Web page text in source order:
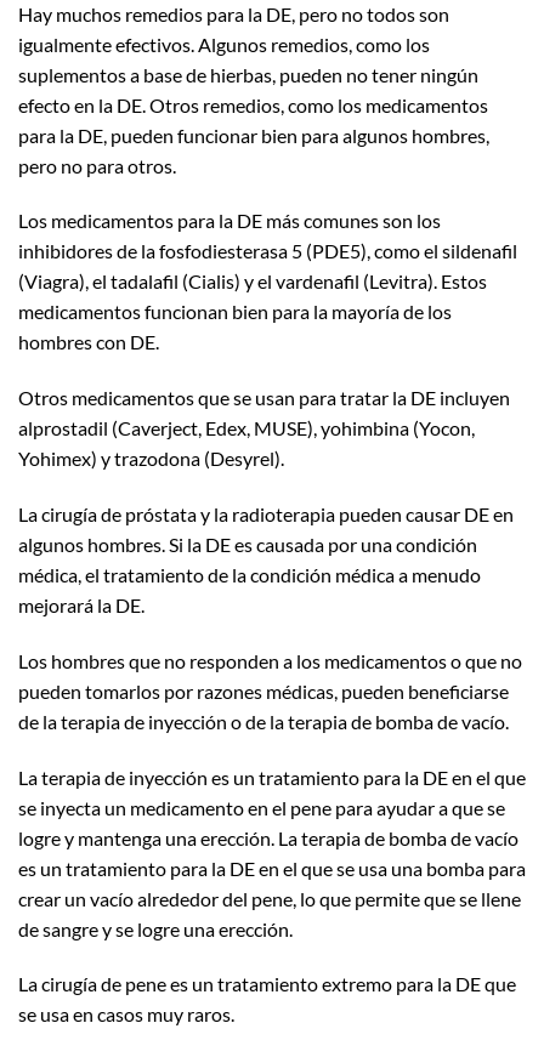
Hay muchos remedios para la DE, pero no todos son
igualmente efectivos. Algunos remedios, como los
suplementos a base de hierbas, pueden no tener ningún
efecto en la DE. Otros remedios, como los medicamentos
para la DE, pueden funcionar bien para algunos hombres,
pero no para otros.
Los medicamentos para la DE más comunes son los
inhibidores de la fosfodiesterasa 5 (PDE5), como el sildenafil
(Viagra), el tadalafil (Cialis) y el vardenafil (Levitra). Estos
medicamentos funcionan bien para la mayoría de los
hombres con DE.
Otros medicamentos que se usan para tratar la DE incluyen
alprostadil (Caverject, Edex, MUSE), yohimbina (Yocon,
Yohimex) y trazodona (Desyrel).
La cirugía de próstata y la radioterapia pueden causar DE en
algunos hombres. Si la DE es causada por una condición
médica, el tratamiento de la condición médica a menudo
mejorará la DE.
Los hombres que no responden a los medicamentos o que no
pueden tomarlos por razones médicas, pueden beneficiarse
de la terapia de inyección o de la terapia de bomba de vacío.
La terapia de inyección es un tratamiento para la DE en el que
se inyecta un medicamento en el pene para ayudar a que se
logre y mantenga una erección. La terapia de bomba de vacío
es un tratamiento para la DE en el que se usa una bomba para
crear un vacío alrededor del pene, lo que permite que se llene
de sangre y se logre una erección.
La cirugía de pene es un tratamiento extremo para la DE que
se usa en casos muy raros.